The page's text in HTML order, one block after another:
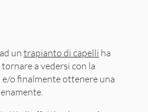
un trapianto di capelli ha
a vedersi con la
o finalmente ottenere una